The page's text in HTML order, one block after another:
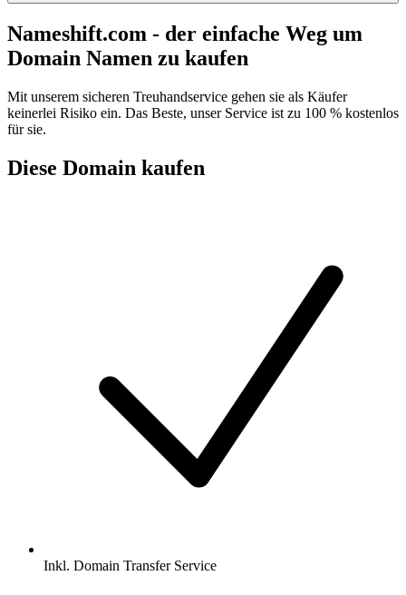
Nameshift.com - der einfache Weg um
Domain Namen zu kaufen
Mit unserem sicheren Treuhandservice gehen sie als Käufer
keinerlei Risiko ein. Das Beste, unser Service ist zu 100 % kostenlos
für sie.
Diese Domain kaufen
Inkl. Domain Transfer Service